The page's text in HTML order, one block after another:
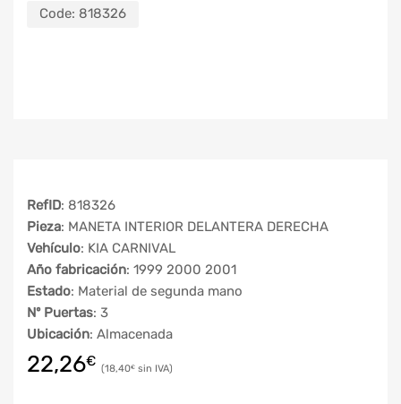
Code: 818326
RefID: 818326
Pieza: MANETA INTERIOR DELANTERA DERECHA
Vehículo: KIA CARNIVAL
Año fabricación: 1999 2000 2001
Estado: Material de segunda mano
Nº Puertas: 3
Ubicación: Almacenada
22,26€ 18,40€